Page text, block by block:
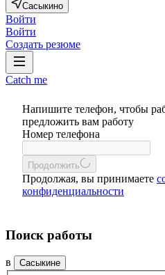
Сасыкино
Войти
Войти
Создать резюме
Catch me
Напишите телефон, чтобы
предложить вам работу
Номер телефона
Продолжить
Продолжая, вы принимаете
конфиденциальности
Поиск работы
в Сасыкине